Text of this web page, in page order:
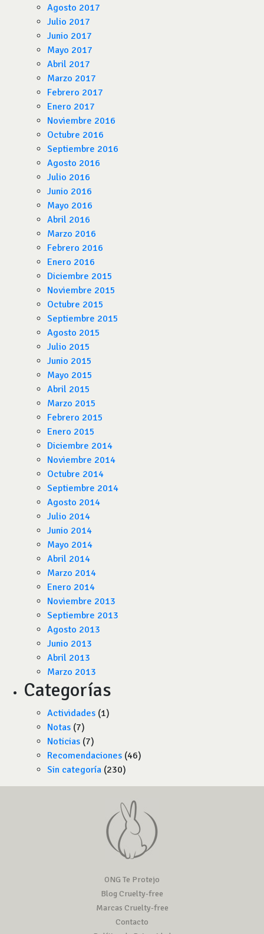
Agosto 2017
Julio 2017
Junio 2017
Mayo 2017
Abril 2017
Marzo 2017
Febrero 2017
Enero 2017
Noviembre 2016
Octubre 2016
Septiembre 2016
Agosto 2016
Julio 2016
Junio 2016
Mayo 2016
Abril 2016
Marzo 2016
Febrero 2016
Enero 2016
Diciembre 2015
Noviembre 2015
Octubre 2015
Septiembre 2015
Agosto 2015
Julio 2015
Junio 2015
Mayo 2015
Abril 2015
Marzo 2015
Febrero 2015
Enero 2015
Diciembre 2014
Noviembre 2014
Octubre 2014
Septiembre 2014
Agosto 2014
Julio 2014
Junio 2014
Mayo 2014
Abril 2014
Marzo 2014
Enero 2014
Noviembre 2013
Septiembre 2013
Agosto 2013
Junio 2013
Abril 2013
Marzo 2013
Categorías
Actividades (1)
Notas (7)
Noticias (7)
Recomendaciones (46)
Sin categoría (230)
ONG Te Protejo
Blog Cruelty-free
Marcas Cruelty-free
Contacto